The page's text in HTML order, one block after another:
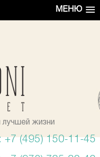
МЕНЮ
жизни
+7 (495) 150-11-45